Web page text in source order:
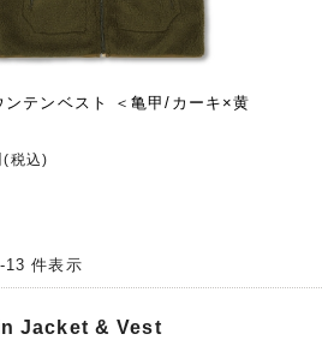
ンテンベスト ＜亀甲/カーキ×黄
(税込)
13 件表示
Jacket & Vest